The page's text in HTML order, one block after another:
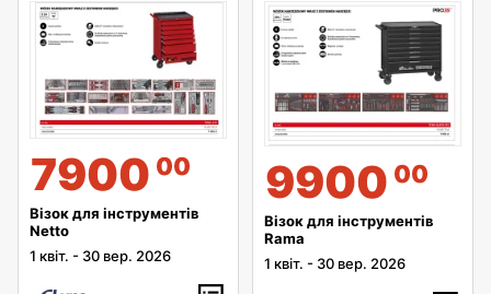
7900 00
Візок для інструментів
Netto
1 квіт. - 30 вер. 2026
9900 00
Візок для інструментів
Rama
1 квіт. - 30 вер. 2026